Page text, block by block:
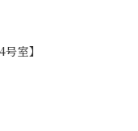
室】